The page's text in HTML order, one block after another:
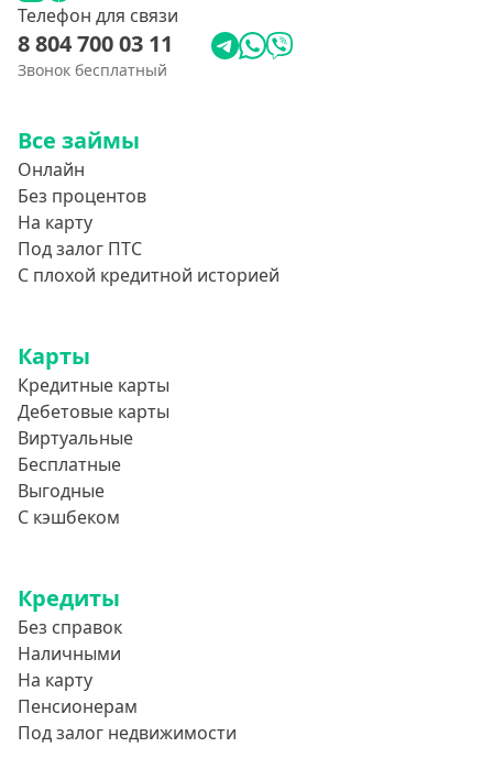
Телефон для связи
8 804 700 03 11
Звонок бесплатный
Все займы
Онлайн
Без процентов
На карту
Под залог ПТС
С плохой кредитной историей
Карты
Кредитные карты
Дебетовые карты
Виртуальные
Бесплатные
Выгодные
С кэшбеком
Кредиты
Без справок
Наличными
На карту
Пенсионерам
Под залог недвижимости